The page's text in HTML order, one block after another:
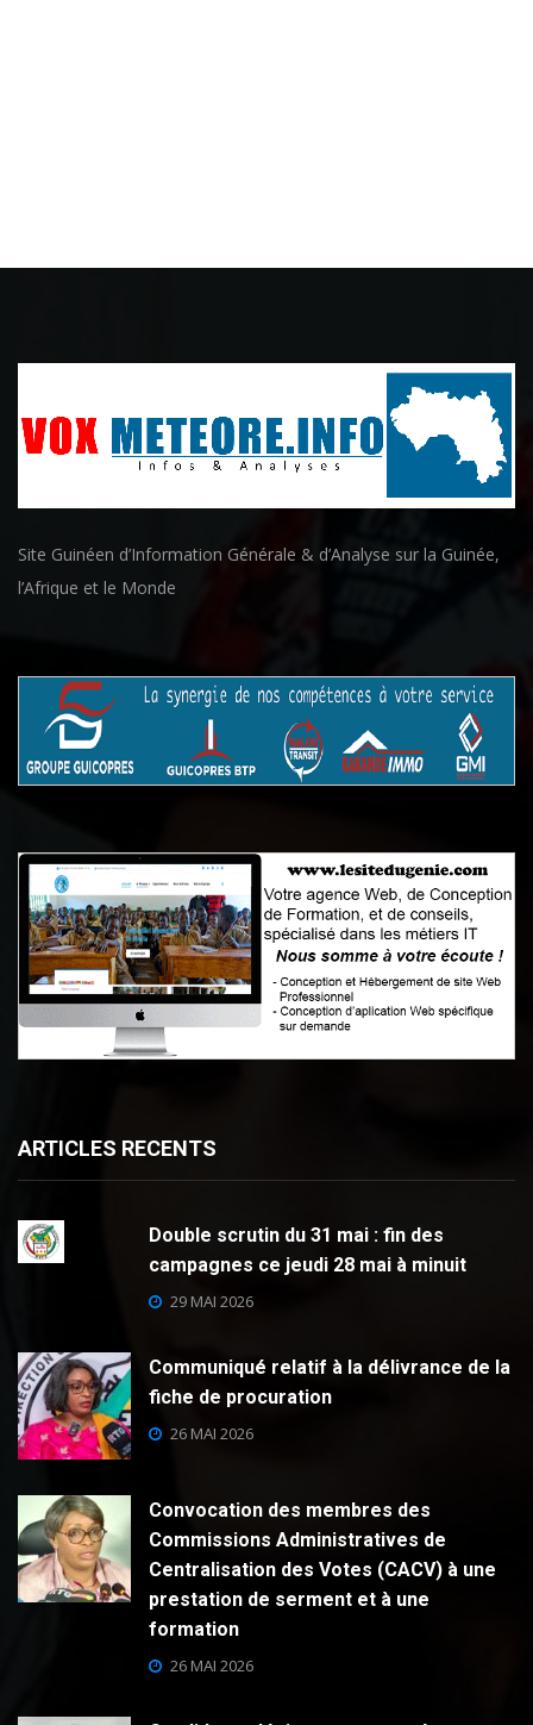
Site Guinéen d’Information Générale & d’Analyse sur la Guinée,
l’Afrique et le Monde
ARTICLES RECENTS
Double scrutin du 31 mai : fin des
campagnes ce jeudi 28 mai à minuit
29 MAI 2026
Communiqué relatif à la délivrance de la
fiche de procuration
26 MAI 2026
Convocation des membres des
Commissions Administratives de
Centralisation des Votes (CACV) à une
prestation de serment et à une
formation
26 MAI 2026